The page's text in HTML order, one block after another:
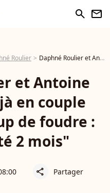
search newsletter
Roulier Daphné Roulier et Antoine de Caunes déjà en couple lors de leur coup de foudre : "On a résisté 2 mois"
et Antoine
en couple
de foudre :
2 mois"
share Partager